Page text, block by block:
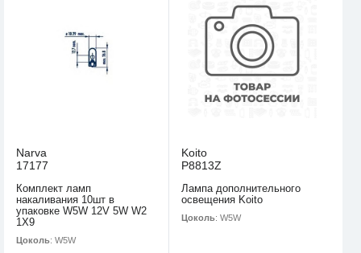
Narva
17177
Комплект ламп
накаливания 10шт в
упаковке W5W 12V 5W W2
1X9
Цоколь: W5W
Koito
P8813Z
Лампа дополнительного
освещения Koito
Цоколь: W5W